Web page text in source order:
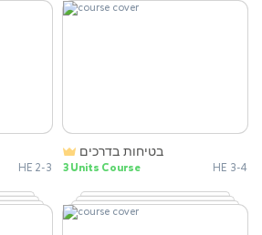
HE 2-3
בטיחות בדרכים
3 Units Course HE 3-4